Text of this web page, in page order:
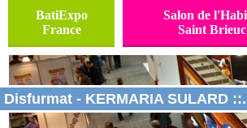
BatiExpo
France
Salon de
Saint Brieuc
Disfurmat - KERMARIA SULARD ::.